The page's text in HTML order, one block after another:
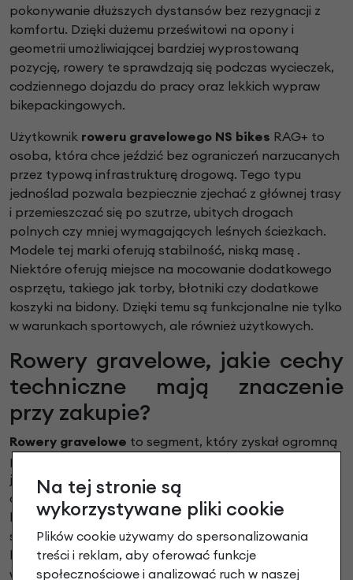
pokonywanie dłuższych dystansów bez rezygnacji z
komfortu. Dzięki dużemu prześwitowi na opony i
geometrii umożliwiającej bardziej wyprostowaną
pozycję, rowery te sprawdzają się podczas wycieczek,
codziennego dojazdu do pracy oraz lekkich wypraw
bikepackingowych.
Użytkownik roweru gravelowego NS bikes RAG+ to
osoba, która chce jeździć bez ograniczeń narzucanych
przez typową infrastrukturę drogową. Tego typu
jednoślad pozwala bezpiecznie zjechać z głównej trasy
i przemieszczać się po szutrze, ubitych drogach
polnych czy mniej wymagających leśnych ścieżkach.
Modele tej marki oferują stabilność, niską masę .
Niektóre oferują miejsce na mocowanie dodatkowego
osprzętu, takiego jak torby, błotniki czy dodatkowe
koszyki na bidony. Dzięki temu są funkcjonalne nie tylko
w warunkach sportowych, ale również użytkowych.
Rowery gravelowe, jakie cechy
techniczne mają znaczenie
przy zakupie?
Rowery gravelowe to segment, który zyskał ogromną
popularność dzięki swojej uniwersalności. Tego typu
jednoślad umożliwia poruszanie się zarówno po
asfalcie, jak i po drogach gruntowych, szutrze czy
leśnych duktach. Jednak nie każdy gravel działa tak
samo, różnice konstrukcyjne i osprzętowe wpływają na
komfort, osiągi oraz możliwości rozbudowy. Dlatego
wybór konkretnego modelu powinien opierać się na
Na tej stronie są
wykorzystywane pliki cookie
Plików cookie używamy do spersonalizowania
treści i reklam, aby oferować funkcje
społecznościowe i analizować ruch w naszej